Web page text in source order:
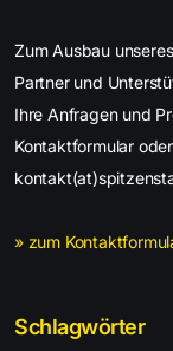
Zum Ausbau
Partner und
Ihre Anfragen und
Kontaktformular
» zum
Schlagwörter